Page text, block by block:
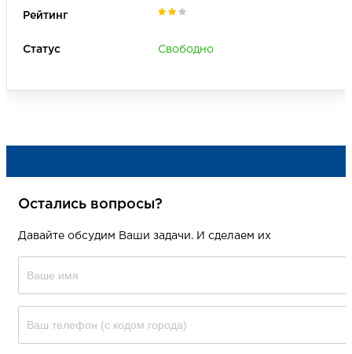
Свободно
Остались вопросы?
Давайте обсудим Ваши задачи. И сделаем их